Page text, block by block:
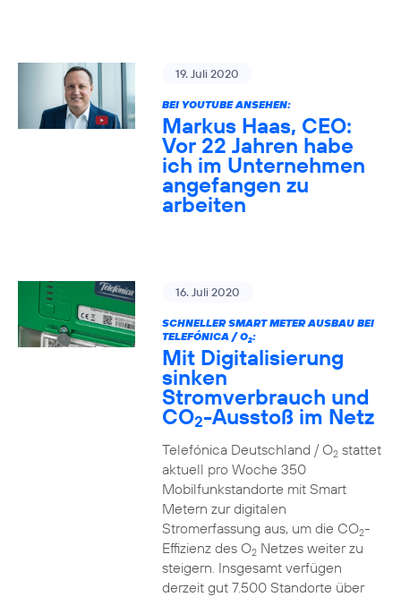
19. Juli 2020
BEI YOUTUBE ANSEHEN:
Markus Haas, CEO:
Vor 22 Jahren habe
ich im Unternehmen
angefangen zu
arbeiten
16. Juli 2020
SCHNELLER SMART METER AUSBAU BEI
TELEFÓNICA / O2:
Mit Digitalisierung
sinken
Stromverbrauch und
CO2-Ausstoß im Netz
Telefónica Deutschland / O2stattet
aktuell pro Woche 350
Mobilfunkstandorte mit Smart
Metern zur digitalen
Stromerfassung aus, um die CO2-
Effizienz des O2Netzes weiter zu
steigern. Insgesamt verfügen
derzeit gut 7.500 Standorte über